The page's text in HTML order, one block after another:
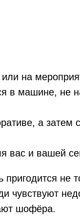
на
в машине, не
а затем
вас и вашей
не
чувствуют
шофёра.